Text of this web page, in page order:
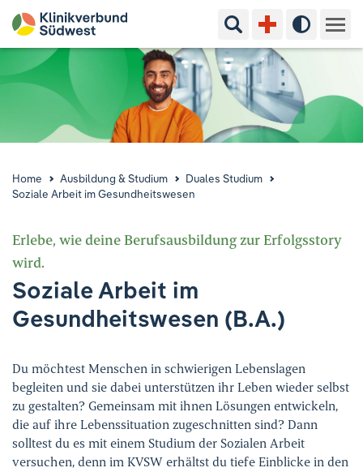
Suchbegriff eingeben
Hoher
Kliniken & Experten
Ihr Aufenthalt
Ausbildung & Studium
Jobs & Karriere
Der Klinikverbund Südwest
Ihre Meinung ist uns wichtig!
Home Ausbildung & Studium
Duales Studium
Soziale Arbeit im Gesundheitswesen
Erlebe, wie deine Berufsausbildung zur Erfolgsstory
wird.
Soziale Arbeit im
Gesundheitswesen (B.A.)
Du möchtest Menschen in schwierigen Lebenslagen
begleiten und sie dabei unterstützen ihr Leben wieder selbst
zu gestalten? Gemeinsam mit ihnen Lösungen entwickeln,
die auf ihre Lebenssituation zugeschnitten sind? Dann
solltest du es mit einem Studium der Sozialen Arbeit
versuchen, denn im KVSW erhältst du tiefe Einblicke in den